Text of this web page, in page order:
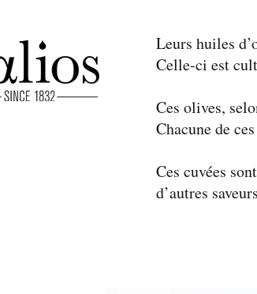
Leurs huiles
Celle-ci est
Ces olives,
Chacune de
Ces cuvées
d’autres